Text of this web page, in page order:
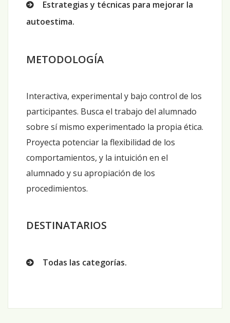
Estrategias y técnicas para mejorar la
autoestima.
METODOLOGÍA
Interactiva, experimental y bajo control de los
participantes. Busca el trabajo del alumnado
sobre sí mismo experimentado la propia ética.
Proyecta potenciar la flexibilidad de los
comportamientos, y la intuición en el
alumnado y su apropiación de los
procedimientos.
DESTINATARIOS
Todas las categorías.